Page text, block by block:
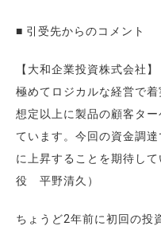
■ 引受先からのコメント
【大和企業投資株式会社】
極めてロジカルな経営で
想定以上に製品の顧客タ
ています。今回の資金調
に上昇することを期待し
役 平野清久）
ちょうど2年前に初回の投